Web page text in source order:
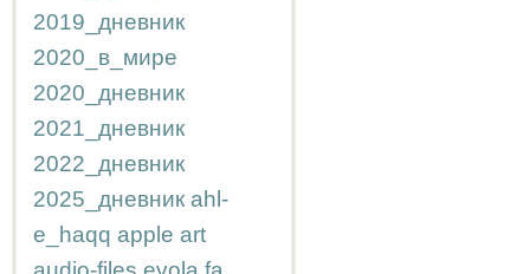
2019_дневник
2020_в_мире
2020_дневник
2021_дневник
2022_дневник
2025_дневник ahl-
e_haqq apple art